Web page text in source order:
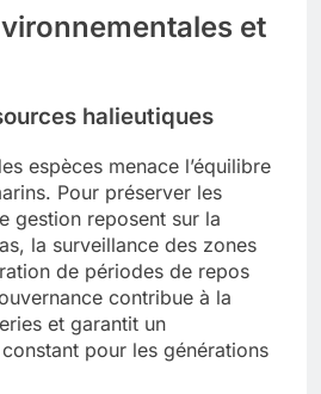
et
halieutiques
espèces menace l’équilibre
Pour préserver les
gestion reposent sur la
la surveillance des zones
de périodes de repos
contribue à la
et garantit un
pour les générations